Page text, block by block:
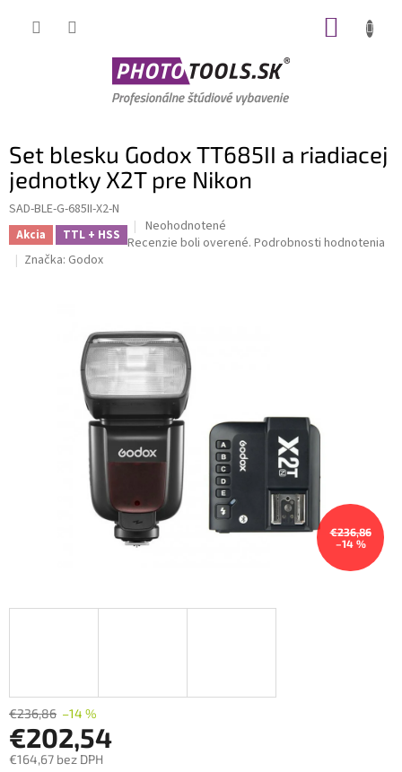
Set blesku Godox TT685II a riadiacej
jednotky X2T pre Nikon
SAD-BLE-G-685II-X2-N
Akcia TTL + HSS
Priemerné
hodnotenie
5
hviezdičiek.
Neohodnotené
Recenzie boli overené. Podrobnosti hodnotenia
Značka: Godox
€236,86
–14 %
€236,86 –14 %
€202,54
€164,67 bez DPH